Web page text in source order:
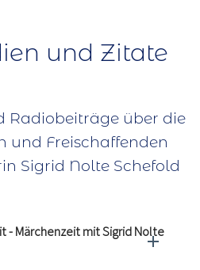
und Zitate
Radiobeiträge über die
und Freischaffenden
Sigrid Nolte Schefold
- Märchenzeit mit Sigrid Nolte